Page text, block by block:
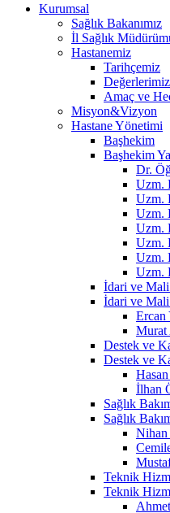
Kurumsal
Sağlık Bakanımız
İl Sağlık
Hastanemiz
Tarihçemiz
Değerlerimiz
Amaç ve
Misyon&Vizyon
Hastane Yönetimi
Başhekim
Başhekim
Dr.
Uzm.
Uzm.
Uzm.
Uzm.
Uzm.
Uzm.
Uzm.
İdari ve
İdari ve Mali
Destek ve
Destek ve
İlhan
Sağlık
Sağlık
Teknik
Teknik